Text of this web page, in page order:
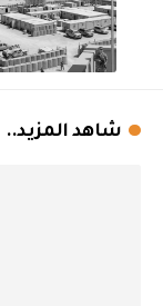
شاهد المزيد..